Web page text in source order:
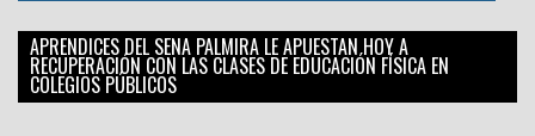
APRENDICES DEL SENA PALMIRA LE APUESTAN HOY A
RECUPERACIÓN CON LAS CLASES DE EDUCACIÓN FÍSICA EN
COLEGIOS PÚBLICOS